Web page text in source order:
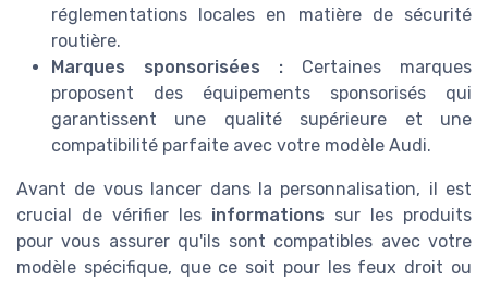
réglementations locales en matière de sécurité
routière.
Marques sponsorisées : Certaines marques
proposent des équipements sponsorisés qui
garantissent une qualité supérieure et une
compatibilité parfaite avec votre modèle Audi.
Avant de vous lancer dans la personnalisation, il est
crucial de vérifier les informations sur les produits
pour vous assurer qu'ils sont compatibles avec votre
modèle spécifique, que ce soit pour les feux droit ou